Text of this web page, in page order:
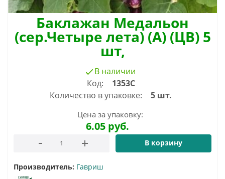
Баклажан Медальон
(сер.Четыре лета) (А) (ЦВ) 5
шт,
В наличии
Код:
1353C
Количество в упаковке:
5 шт.
Цена за упаковку:
6.05 руб.
В корзину
Производитель: Гавриш